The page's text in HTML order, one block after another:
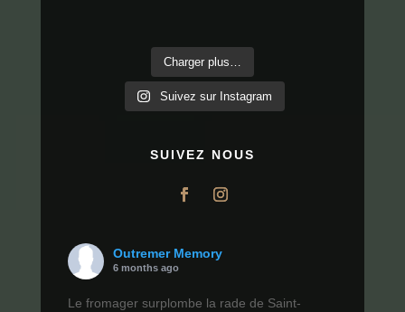
Charger plus…
Suivez sur Instagram
SUIVEZ NOUS
Outremer Memory
6 months ago
Le fromager surplombe la rade de Saint-